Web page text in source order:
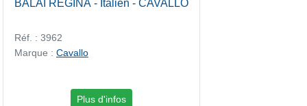
BALAI REGINA - Italien - CAVALLO
Réf. : 3962
Marque : Cavallo
Plus d'infos